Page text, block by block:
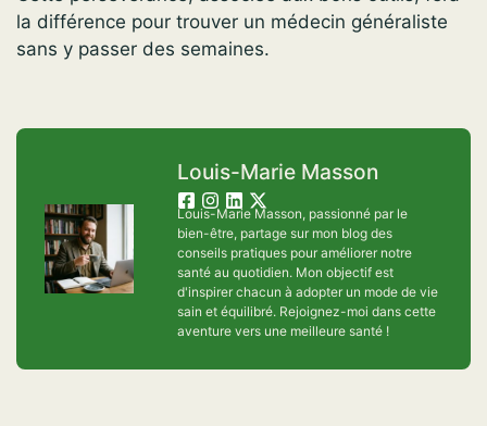
la différence pour trouver un médecin généraliste
sans y passer des semaines.
Louis-Marie Masson
Louis-Marie Masson, passionné par le
bien-être, partage sur mon blog des
conseils pratiques pour améliorer notre
santé au quotidien. Mon objectif est
d'inspirer chacun à adopter un mode de vie
sain et équilibré. Rejoignez-moi dans cette
aventure vers une meilleure santé !